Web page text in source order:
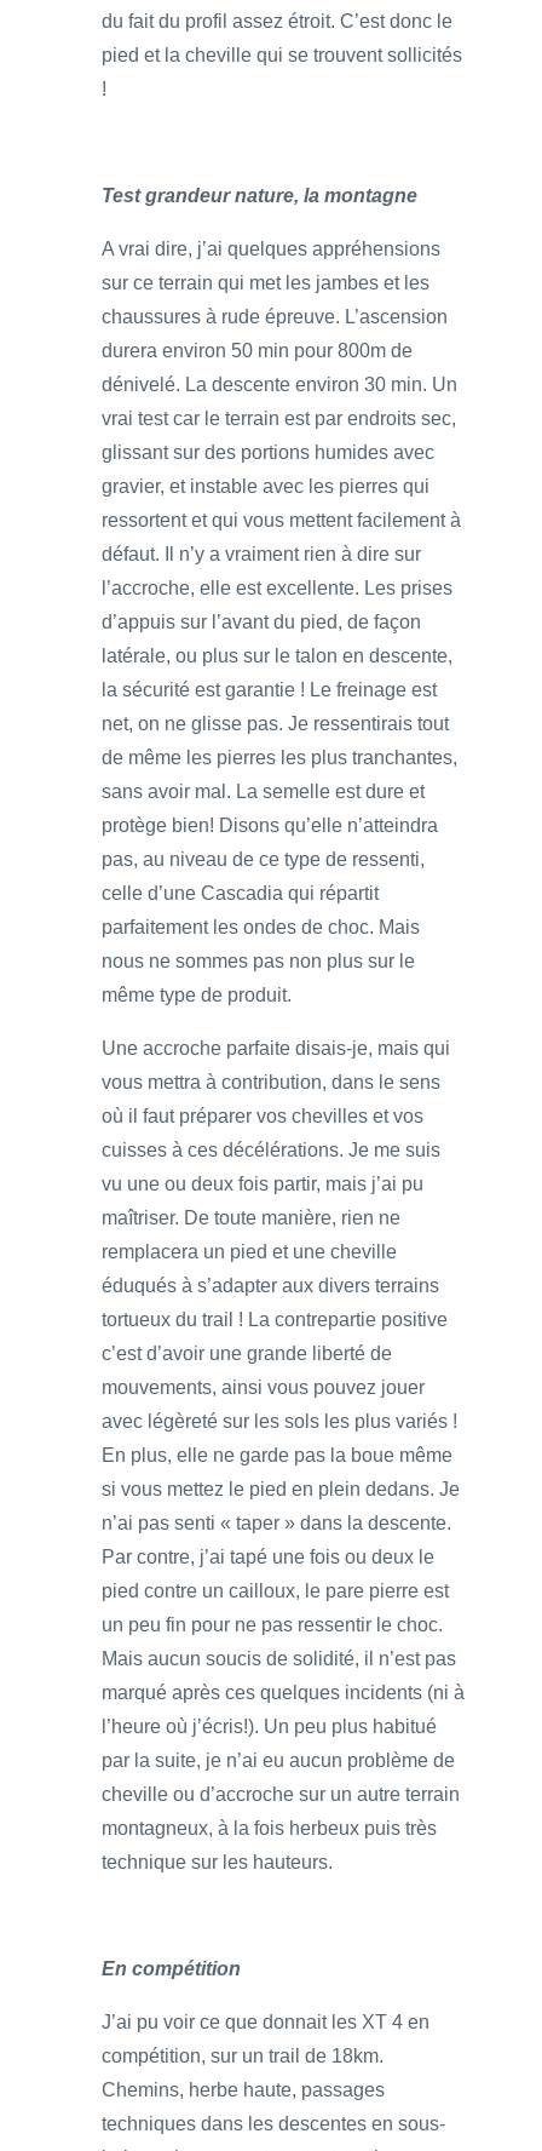
du fait du profil assez étroit. C’est donc le
pied et la cheville qui se trouvent sollicités
!
Test grandeur nature, la montagne
A vrai dire, j’ai quelques appréhensions
sur ce terrain qui met les jambes et les
chaussures à rude épreuve. L’ascension
durera environ 50 min pour 800m de
dénivelé. La descente environ 30 min. Un
vrai test car le terrain est par endroits sec,
glissant sur des portions humides avec
gravier, et instable avec les pierres qui
ressortent et qui vous mettent facilement à
défaut. Il n’y a vraiment rien à dire sur
l’accroche, elle est excellente. Les prises
d’appuis sur l’avant du pied, de façon
latérale, ou plus sur le talon en descente,
la sécurité est garantie ! Le freinage est
net, on ne glisse pas. Je ressentirais tout
de même les pierres les plus tranchantes,
sans avoir mal. La semelle est dure et
protège bien! Disons qu’elle n’atteindra
pas, au niveau de ce type de ressenti,
celle d’une Cascadia qui répartit
parfaitement les ondes de choc. Mais
nous ne sommes pas non plus sur le
même type de produit.
Une accroche parfaite disais-je, mais qui
vous mettra à contribution, dans le sens
où il faut préparer vos chevilles et vos
cuisses à ces décélérations. Je me suis
vu une ou deux fois partir, mais j’ai pu
maîtriser. De toute manière, rien ne
remplacera un pied et une cheville
éduqués à s’adapter aux divers terrains
tortueux du trail ! La contrepartie positive
c’est d’avoir une grande liberté de
mouvements, ainsi vous pouvez jouer
avec légèreté sur les sols les plus variés !
En plus, elle ne garde pas la boue même
si vous mettez le pied en plein dedans. Je
n’ai pas senti « taper » dans la descente.
Par contre, j’ai tapé une fois ou deux le
pied contre un cailloux, le pare pierre est
un peu fin pour ne pas ressentir le choc.
Mais aucun soucis de solidité, il n’est pas
marqué après ces quelques incidents (ni à
l’heure où j’écris!). Un peu plus habitué
par la suite, je n’ai eu aucun problème de
cheville ou d’accroche sur un autre terrain
montagneux, à la fois herbeux puis très
technique sur les hauteurs.
En compétition
J’ai pu voir ce que donnait les XT 4 en
compétition, sur un trail de 18km.
Chemins, herbe haute, passages
techniques dans les descentes en sous-